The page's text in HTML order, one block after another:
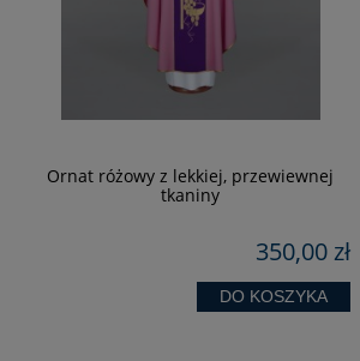
Ornat różowy z lekkiej, przewiewnej
tkaniny
350,00 zł
DO KOSZYKA